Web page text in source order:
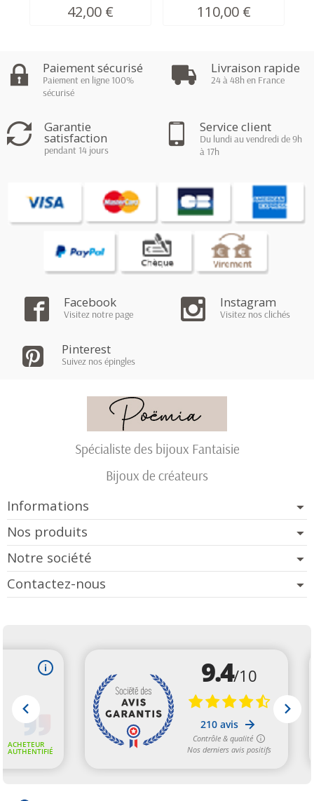
42,00 € 110,00 €
Paiement sécurisé
Paiement en ligne 100%
sécurisé
Livraison rapide
24 à 48h en France
Garantie
satisfaction
pendant 14 jours
Service client
Du lundi au vendredi de 9h
à 17h
Facebook
Visitez notre page
Instagram
Visitez nos clichés
Pinterest
Suivez nos épingles
Spécialiste des bijoux Fantaisie
Bijoux de créateurs
Informations
Nos produits
Notre société
Contactez-nous